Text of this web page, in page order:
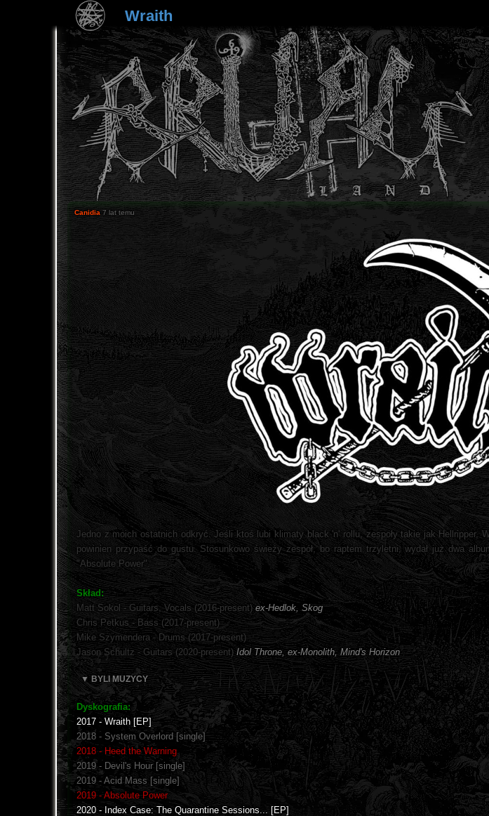
Wraith
Canidia 7 lat temu
Jedno z moich ostatnich odkryć. Jeśli ktoś lubi klimaty black 'n' rollu, zespoły takie jak Hellripper,
powinien przypaść do gustu. Stosunkowo świeży zespół, bo raptem trzyletni, wydał już dwa
"Absolute Power".
Skład:
Matt Sokol - Guitars, Vocals (2016-present)ex-Hedlok, Skog
Chris Petkus - Bass (2017-present)
Mike Szymendera - Drums (2017-present)
Jason Schultz - Guitars (2020-present) Idol Throne, ex-Monolith, Mind's Horizon
▼ BYLI MUZYCY
Dyskografia:
2017 - Wraith [EP]
2018 - System Overlord [single]
2018 - Heed the Warning
2019 - Devil's Hour [single]
2019 - Acid Mass [single]
2019 - Absolute Power
2020 - Index Case: The Quarantine Sessions... [EP]